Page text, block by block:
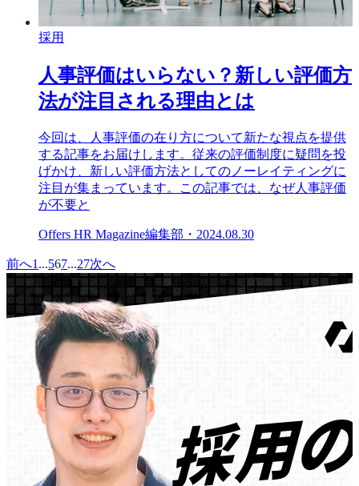
採用
人事評価はいらない？新しい評価方
法が注目される理由とは
今回は、人事評価の在り方について新たな視点を提供
する記事をお届けします。従来の評価制度に疑問を投
げかけ、新しい評価方法としてのノーレイティングに
注目が集まっています。この記事では、なぜ人事評価
が不要と
Offers HR Magazine編集部 ・ 2024.08.30
前へ1 ...567...27次へ